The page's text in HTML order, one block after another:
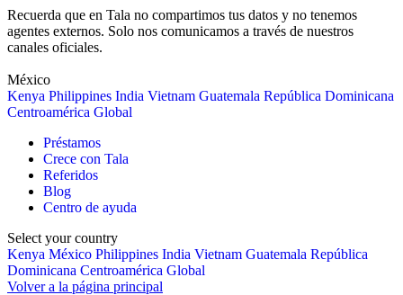
Recuerda que en Tala no compartimos tus datos y no tenemos
agentes externos. Solo nos comunicamos a través de nuestros
canales oficiales.
México
Kenya Philippines India Vietnam Guatemala República Dominicana
Centroamérica Global
Préstamos
Crece con Tala
Referidos
Blog
Centro de ayuda
Select your country
Kenya México Philippines India Vietnam Guatemala República
Dominicana Centroamérica Global
Volver a la página principal